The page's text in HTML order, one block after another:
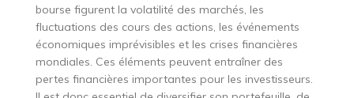
bourse figurent la volatilité des marchés, les
fluctuations des cours des actions, les événements
économiques imprévisibles et les crises financières
mondiales. Ces éléments peuvent entraîner des
pertes financières importantes pour les investisseurs.